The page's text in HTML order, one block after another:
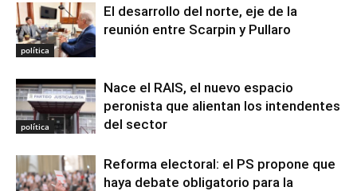
política
El desarrollo del norte, eje de la
reunión entre Scarpin y Pullaro
política
Nace el RAIS, el nuevo espacio
peronista que alientan los intendentes
del sector
Reforma electoral: el PS propone que
haya debate obligatorio para la